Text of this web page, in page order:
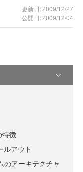
更新日: 2009/12/27
公開日: 2009/12/04
特徴
ルアウト
のアーキテクチャ